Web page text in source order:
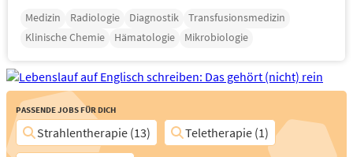
Medizin Radiologie Diagnostik
Transfusionsmedizin
Klinische Chemie
Hämatologie Mikrobiologie
Passende Jobs für Dich
Strahlentherapie (13)
Teletherapie (1)